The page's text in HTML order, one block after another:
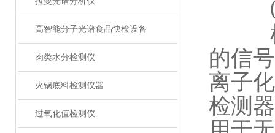
高智能分子光谱食品快检设备
肉类水分检测仪
火锅底料检测仪器
过氧化值检测仪
(
检
的信
离子
检测